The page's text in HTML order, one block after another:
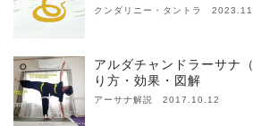
クンダリニー・タントラ
アルダチャンドラーサナ
り方・効果・図解
アーサナ解説 2017.10.12